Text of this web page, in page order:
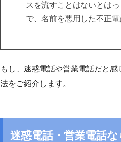
スを流すことはないとは
で、名前を悪用した不正電
もし、迷惑電話や営業電話だと
法をご紹介します。
迷惑電話・営業電話